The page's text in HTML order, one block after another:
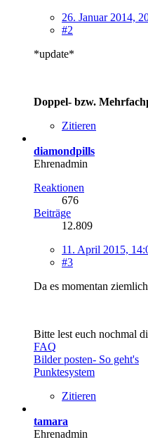
26. Januar 2014,
#2
*update*
Doppel- bzw.
Zitieren
diamondpills
Ehrenadmin
Reaktionen
676
Beiträge
12.809
11. April 2015,
#3
Da es momentan
Bitte lest euch nochmal
FAQ
Bilder posten- So geht's
Punktesystem
Zitieren
tamara
Ehrenadmin